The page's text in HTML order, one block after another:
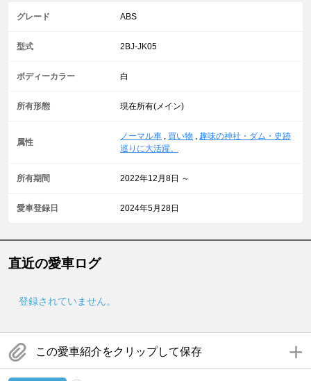
グレード ABS
型式 2BJ-JK05
ボディーカラー 白
所有形態 現在所有(メイン)
属性
ノーマル車 , 買い物 , 趣味の神社・ダム・史跡
巡りに大活躍。
所有期間 2022年12月8日 ～
愛車登録日 2024年5月28日
直近の愛車ログ
登録されていません。
この愛車紹介をクリップして保存